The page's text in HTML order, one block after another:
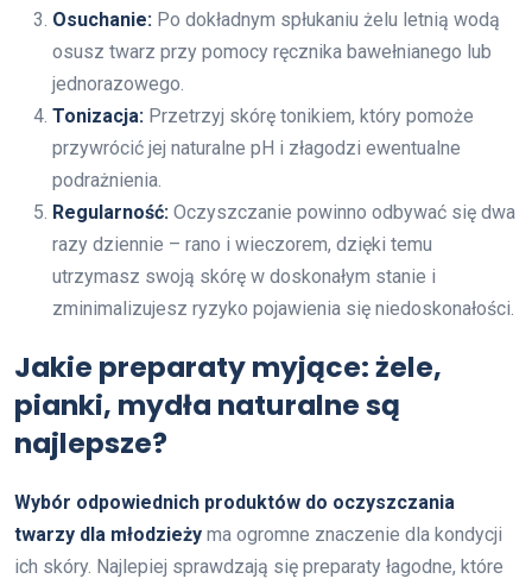
Osuchanie: Po dokładnym spłukaniu żelu letnią wodą
osusz twarz przy pomocy ręcznika bawełnianego lub
jednorazowego.
Tonizacja: Przetrzyj skórę tonikiem, który pomoże
przywrócić jej naturalne pH i złagodzi ewentualne
podrażnienia.
Regularność: Oczyszczanie powinno odbywać się dwa
razy dziennie – rano i wieczorem, dzięki temu
utrzymasz swoją skórę w doskonałym stanie i
zminimalizujesz ryzyko pojawienia się niedoskonałości.
Jakie preparaty myjące: żele,
pianki, mydła naturalne są
najlepsze?
Wybór odpowiednich produktów do oczyszczania
twarzy dla młodzieży ma ogromne znaczenie dla kondycji
ich skóry. Najlepiej sprawdzają się preparaty łagodne, które